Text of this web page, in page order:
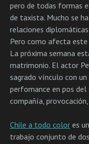
pero de todas formas
de taxista. Mucho se
relaciones
Pero como afecta este
La próxima semana
matrimonio. El actor
sagrado vínculo con
perfomance en pos
compañía,
Chile a todo color es
trabajo conjunto de